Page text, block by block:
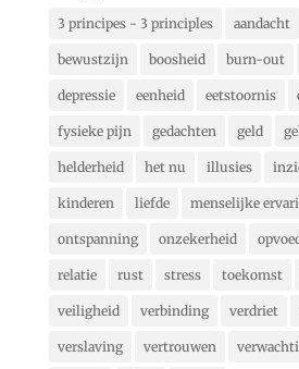
3 principes - 3 principles aandacht
bewustzijn boosheid burn-out
depressie eenheid eetstoornis
fysieke pijn gedachten geld
helderheid het nu illusies
kinderen liefde menselijke
ontspanning onzekerheid
relatie rust stress toekomst
veiligheid verbinding verdriet
verslaving vertrouwen